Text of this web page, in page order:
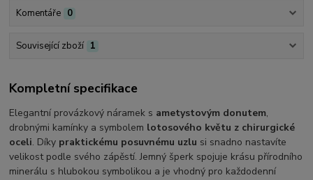
Komentáře 0
Související zboží 1
Kompletní specifikace
Elegantní provázkový náramek s ametystovým donutem,
drobnými kamínky a symbolem lotosového květu z chirurgické
oceli. Díky praktickému posuvnému uzlu si snadno nastavíte
velikost podle svého zápěstí. Jemný šperk spojuje krásu přírodního
minerálu s hlubokou symbolikou a je vhodný pro každodenní